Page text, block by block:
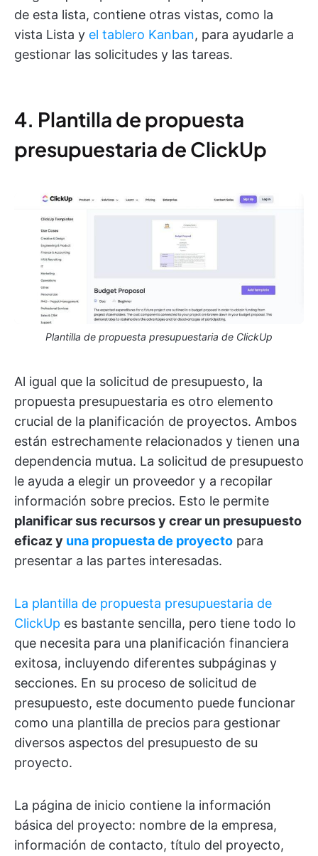
de esta lista, contiene otras vistas, como la
vista Lista y el tablero Kanban, para ayudarle a
gestionar las solicitudes y las tareas.
4. Plantilla de propuesta
presupuestaria de ClickUp
Plantilla de propuesta presupuestaria de ClickUp
Al igual que la solicitud de presupuesto, la
propuesta presupuestaria es otro elemento
crucial de la planificación de proyectos. Ambos
están estrechamente relacionados y tienen una
dependencia mutua. La solicitud de presupuesto
le ayuda a elegir un proveedor y a recopilar
información sobre precios. Esto le permite
planificar sus recursos y crear un presupuesto
eficaz y una propuesta de proyecto para
presentar a las partes interesadas.
La plantilla de propuesta presupuestaria de
ClickUp es bastante sencilla, pero tiene todo lo
que necesita para una planificación financiera
exitosa, incluyendo diferentes subpáginas y
secciones. En su proceso de solicitud de
presupuesto, este documento puede funcionar
como una plantilla de precios para gestionar
diversos aspectos del presupuesto de su
proyecto.
La página de inicio contiene la información
básica del proyecto: nombre de la empresa,
información de contacto, título del proyecto,